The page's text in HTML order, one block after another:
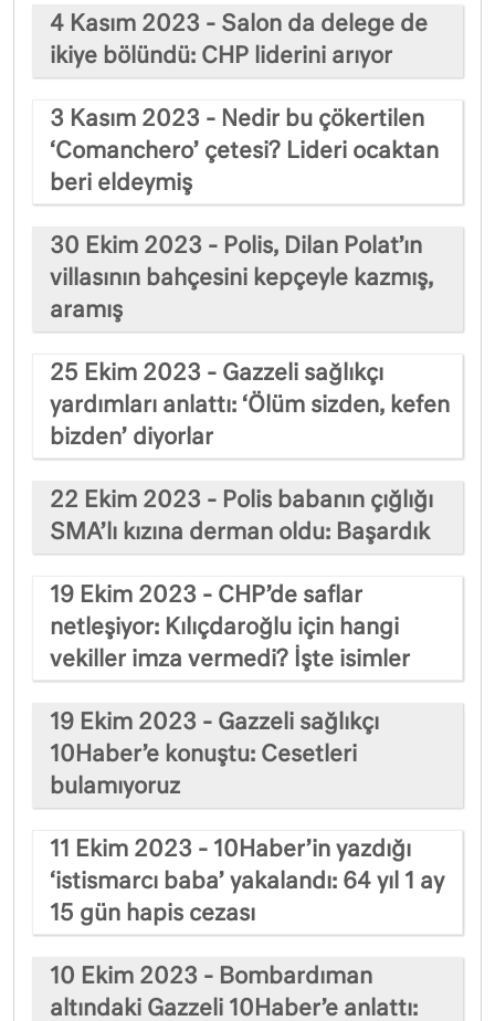
4 Kasım 2023 - Salon da delege de
ikiye bölündü: CHP liderini arıyor
3 Kasım 2023 - Nedir bu çökertilen
‘Comanchero’ çetesi? Lideri ocaktan
beri eldeymiş
30 Ekim 2023 - Polis, Dilan Polat’ın
villasının bahçesini kepçeyle kazmış,
aramış
25 Ekim 2023 - Gazzeli sağlıkçı
yardımları anlattı: ‘Ölüm sizden, kefen
bizden’ diyorlar
22 Ekim 2023 - Polis babanın çığlığı
SMA’lı kızına derman oldu: Başardık
19 Ekim 2023 - CHP’de saflar
netleşiyor: Kılıçdaroğlu için hangi
vekiller imza vermedi? İşte isimler
19 Ekim 2023 - Gazzeli sağlıkçı
10Haber’e konuştu: Cesetleri
bulamıyoruz
11 Ekim 2023 - 10Haber’in yazdığı
‘istismarcı baba’ yakalandı: 64 yıl 1 ay
15 gün hapis cezası
10 Ekim 2023 - Bombardıman
altındaki Gazzeli 10Haber’e anlattı: